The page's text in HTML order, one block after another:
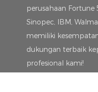
perusahaan Fortune
Sinopec, IBM,
memiliki
dukungan terbaik
profesional kami!